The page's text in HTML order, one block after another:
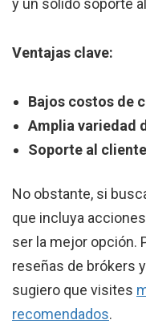
y un sólido soporte
Ventajas clave:
Bajos costos de
Amplia variedad
Soporte al
No obstante, si
que incluya
ser la mejor opción.
reseñas de brókers
sugiero que visites
recomendados.